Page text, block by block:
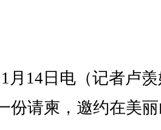
月14日电（记者卢
份请柬，邀约在美